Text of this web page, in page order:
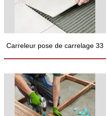
Carreleur pose de carrelage 33